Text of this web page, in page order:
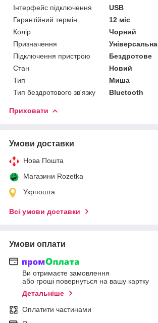
Інтерфейс підключення
USB
Гарантійний термін
12 міс
Колір
Чорний
Призначення
Універсальна
Підключення пристрою
Бездротове
Стан
Новий
Тип
Миша
Тип бездротового зв'язку
Bluetooth
Приховати
Умови доставки
Нова Пошта
Магазини Rozetka
Укрпошта
Всі умови доставки
Умови оплати
Ви отримаєте замовлення
або гроші повернуться на вашу картку
Детальніше
Оплатити частинами